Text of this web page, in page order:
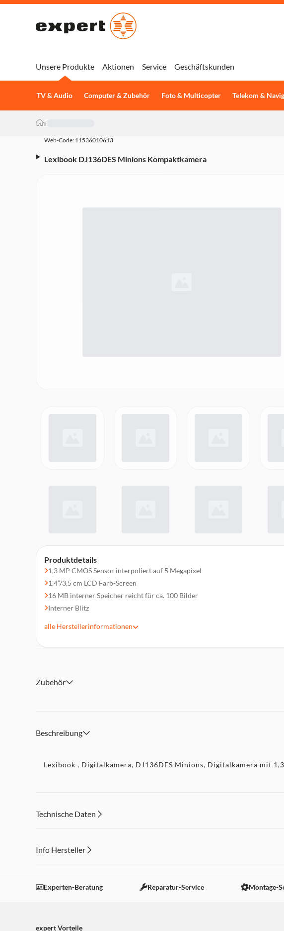
Unsere Produkte
TV & Audio Computer & Zubehör Foto & Multicopter Telekom &
Aktionen Service Geschäftskunden
»
Web-Code: 11536010613
Lexibook DJ136DES Minions Kompaktkamera
Produktdetails
1,3 MP CMOS Sensor interpoliert auf 5 Megapixel
1,4”/3,5 cm LCD Farb-Screen
16 MB interner Speicher reicht für ca. 100 Bilder
Interner Blitz
alle Herstellerinformationen
Zubehör
Beschreibung
Lexibook , Digitalkamera, DJ136DES Minions, Digitalkamera mit
Technische Daten
Info Hersteller
Einstellungen anpassen
Experten-Beratung Reparatur-Service Montage-
expert Vorteile